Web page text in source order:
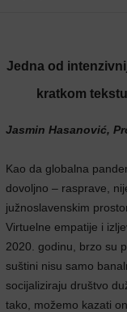
Jedna od
kratkom
Jasmin Hasanović,
Kao da globalna
dovoljno – rasprave,
južnoslavenskim
Virtuelne empatije i
2020. godinu, brzo su
suštini nisu samo
socijaliziraju društvo
tako, možemo kazati